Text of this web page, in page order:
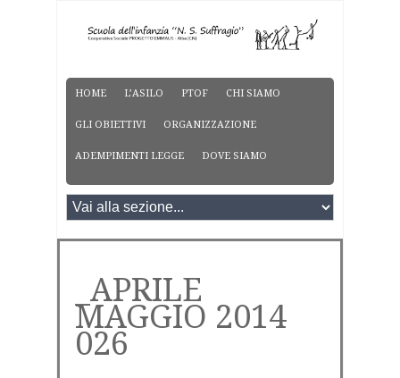
HOME L’ASILO PTOF CHI SIAMO
GLI OBIETTIVI ORGANIZZAZIONE
ADEMPIMENTI LEGGE DOVE SIAMO
_APRILE
MAGGIO 2014
026